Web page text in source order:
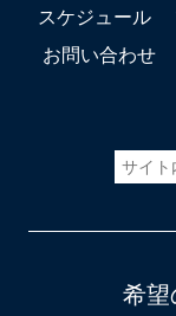
スケジュール
お問い合わせ
希望